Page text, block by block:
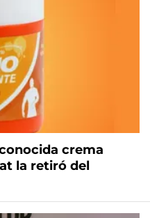
crema
la retiró del